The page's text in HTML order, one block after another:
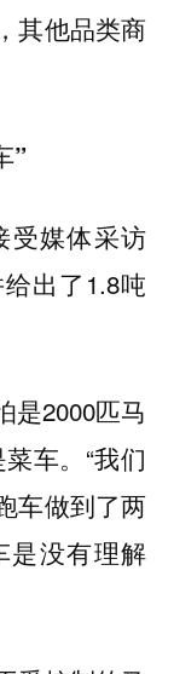
其他品类商
”
受媒体采访
出了1.8吨
是2000匹马
车。“我们
车做到了两
是没有理解